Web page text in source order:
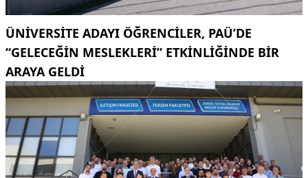
ÜNIVERSITE ADAYI ÖĞRENCILER, PAÜ’DE
“GELECEĞIN MESLEKLERI” ETKINLIĞINDE BIR
ARAYA GELDI